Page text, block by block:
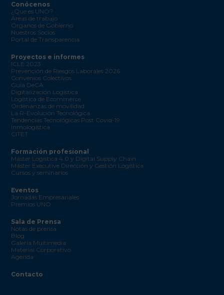
Conócenos
¿Qué es UNO?
Áreas de trabajo
Órganos de Gobierno
Nuestros Socios
Portal de Transparencia
Proyectos e informes
ICLE 2023
Prevención de Riesgos Laborales 2026
Convenios Colectivos
Guía DeCA
Digitalización Logística
Logística de Ecommerce
Ordenanzas de movilidad
La R-Evolución Tecnológica
Tendencias Tecnológicas Post Covid-19
Inmologística
CITET
Formación profesional
Máster Logística 4.0 y Digital Supply Chain
Máster Executive Dirección y Gestión Logística
Cursos y seminarios
Eventos
Jornadas Empresariales
Premios UNO
Sala de Prensa
Notas de prensa
Blog
Galería Multimedia
Material Corporativo
Agenda
Contacto